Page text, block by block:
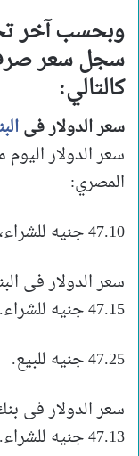
وبحسب آخر
سجل سعر صرف
كالتالي:
سعر الدولار فى
سعر الدولار
المصري:
47.10 جنيه للشراء، و47.20 جنيه للبيع .
​سعر الدولار فى
47.15 جنيه للشراء.
47.25 جنيه للبيع.
سعر الدولار فى
47.13 جنيه للشراء.